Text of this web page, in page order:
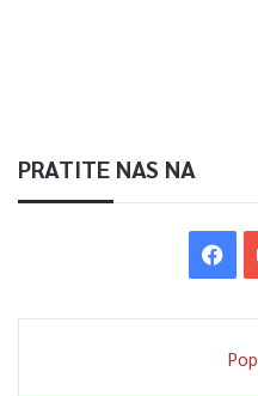
PRATITE NAS NA